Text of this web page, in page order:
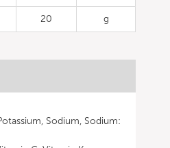
20 g
Sodium, Sodium: